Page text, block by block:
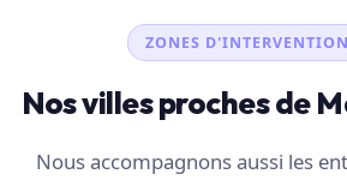
ZONES D'INTERVENTION
Nos villes proches de
Nous accompagnons aussi les